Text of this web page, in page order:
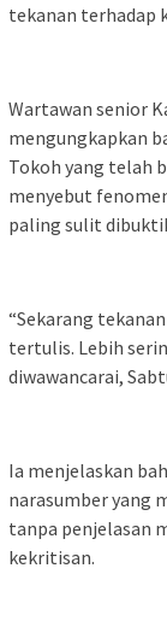
tekanan terhadap
Wartawan senior
mengungkapkan
Tokoh yang telah
menyebut
paling sulit
“Sekarang
tertulis. Lebih
diwawancarai,
Ia menjelaskan
narasumber yang
tanpa penjelasan
kekritisan.